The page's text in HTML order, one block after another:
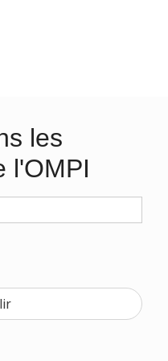
les
l'OMPI